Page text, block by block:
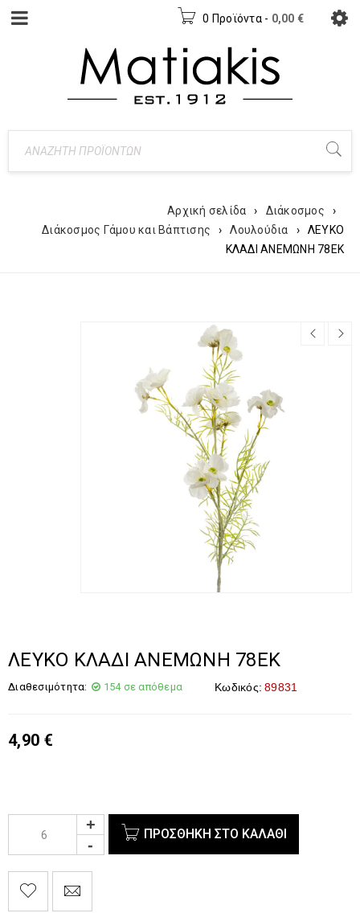
0 Προϊόντα - 0,00 €
Αρχική σελίδα › Διάκοσμος
›
Διάκοσμος Γάμου και Βάπτισης
› Λουλούδια ›
ΛΕΥΚΟ
ΚΛΑΔΙ ΑΝΕΜΩΝΗ 78ΕΚ
ΛΕΥΚΟ ΚΛΑΔΙ ΑΝΕΜΩΝΗ 78ΕΚ
Διαθεσιμότητα: 154 σε απόθεμα Κωδικός: 89831
4,90 €
ΠΡΟΣΘΉΚΗ ΣΤΟ ΚΑΛΆΘΙ